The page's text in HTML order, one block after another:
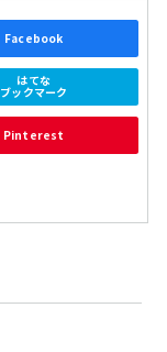
Facebook
はてな
ブックマーク
Pinterest